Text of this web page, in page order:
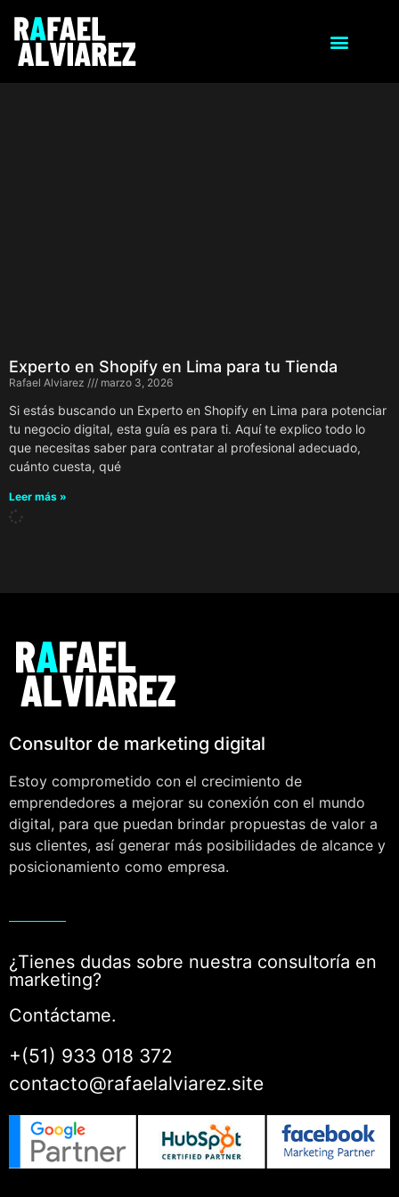
Experto en Shopify en Lima para tu Tienda
Rafael Alviarez marzo 3, 2026
Si estás buscando un Experto en Shopify en Lima para potenciar
tu negocio digital, esta guía es para ti. Aquí te explico todo lo
que necesitas saber para contratar al profesional adecuado,
cuánto cuesta, qué
Leer más »
Consultor de marketing digital
Estoy comprometido con el crecimiento de
emprendedores a mejorar su conexión con el mundo
digital, para que puedan brindar propuestas de valor a
sus clientes, así generar más posibilidades de alcance y
posicionamiento como empresa.
¿Tienes dudas sobre nuestra consultoría en
marketing?
Contáctame.
+(51) 933 018 372
contacto@rafaelalviarez.site